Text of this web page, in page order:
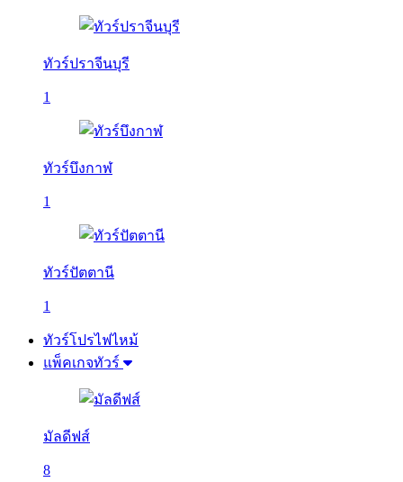
ทัวร์ปราจีนบุรี
1
ทัวร์บึงกาฬ
1
ทัวร์ปัตตานี
1
ทัวร์โปรไฟไหม้
แพ็คเกจทัวร์
มัลดีฟส์
8